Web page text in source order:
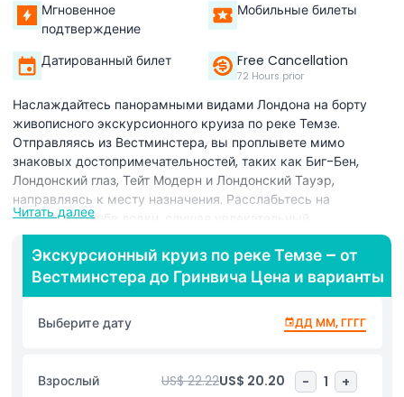
Мгновенное
подтверждение
Мобильные билеты
Датированный билет Free Cancellation
72 Hours prior
Наслаждайтесь панорамными видами Лондона на борту
живописного экскурсионного круиза по реке Темзе.
Отправляясь из Вестминстера, вы проплывете мимо
знаковых достопримечательностей, таких как Биг-Бен,
Лондонский глаз, Тейт Модерн и Лондонский Тауэр,
направляясь к месту назначения. Расслабьтесь на
открытой палубе лодки, слушая увлекательный
комментарий капитана и экипажа с интересными
историями, местными фактами и захватывающими
сведениями о городе.
Основные моменты
Включено
Читать далее
Экскурсионный круиз по реке Темзе – от
Вестминстера до Гринвича Цена и варианты
Выберите дату ДД ММ, ГГГГ
Взрослый US$ 22.22US$ 20.20 - 1 +